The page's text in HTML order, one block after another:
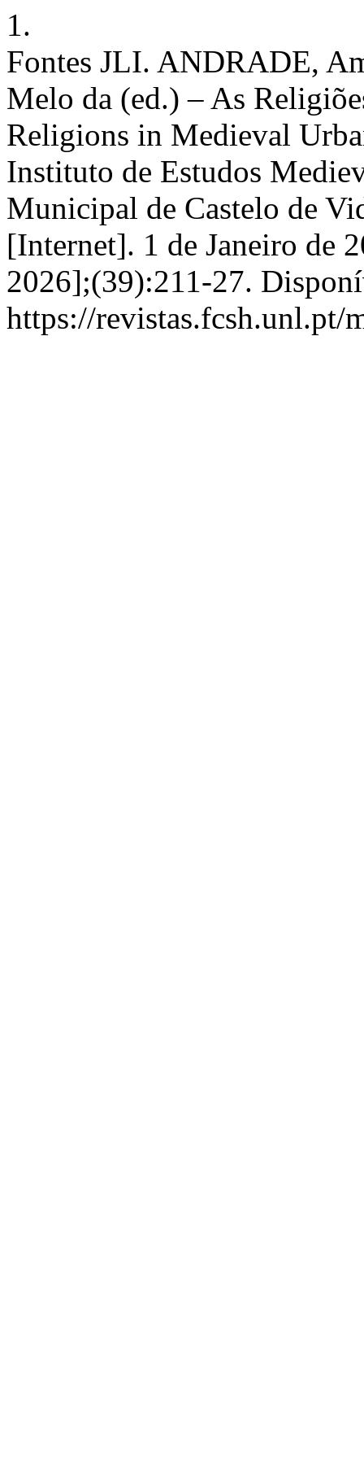
1.
Fontes JLI. ANDRADE,
Melo da (ed.) – As
Religions in Medieval
Instituto de Estudos
Municipal de Castelo de
[Internet]. 1 de Janeiro de
2026];(39):211-27.
https://revistas.fcsh.unl.pt/